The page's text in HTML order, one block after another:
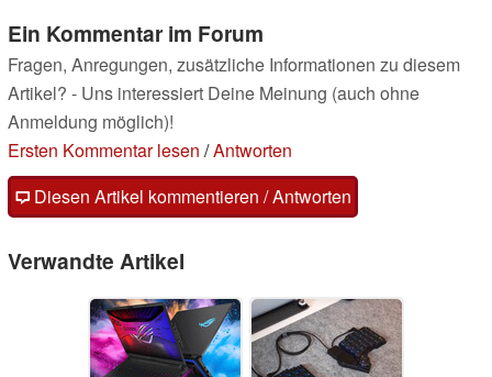
Ein Kommentar im Forum
Fragen, Anregungen, zusätzliche Informationen zu diesem
Artikel? - Uns interessiert Deine Meinung (auch ohne
Anmeldung möglich)!
Ersten Kommentar lesen /Antworten
Diesen Artikel kommentieren / Antworten
Verwandte Artikel